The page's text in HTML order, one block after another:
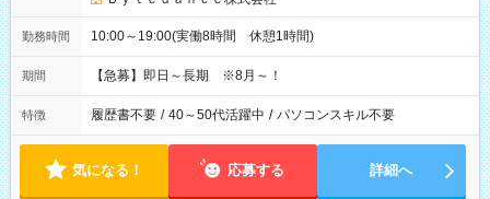
勤務時間 10:00～19:00(実働8時間 休憩1時間)
期間 【急募】即日～長期 ※8月～！
特徴 履歴書不要 / 40～50代活躍中 / パソコンスキル不要
気になる！ 応募する 詳細へ